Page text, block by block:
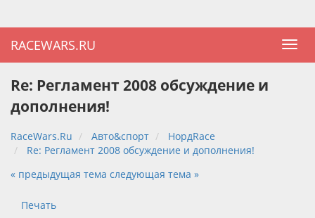
RACEWARS.RU
Re: Регламент 2008 обсуждение и
дополнения!
RaceWars.Ru Авто&спорт
НордRace
Re: Регламент 2008 обсуждение и дополнения!
« предыдущая тема следующая тема »
Печать